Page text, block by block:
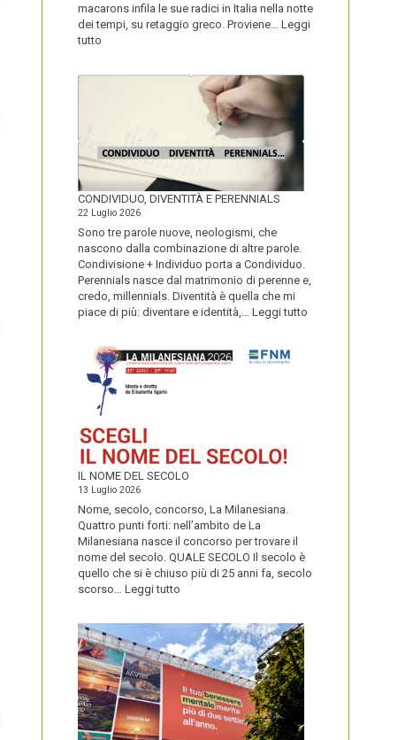
macarons infila le sue radici in Italia nella notte
dei tempi, su retaggio greco. Proviene… Leggi
tutto
CONDIVIDUO, DIVENTITÀ E PERENNIALS
22 Luglio 2026
Sono tre parole nuove, neologismi, che
nascono dalla combinazione di altre parole.
Condivisione + Individuo porta a Condividuo.
Perennials nasce dal matrimonio di perenne e,
credo, millennials. Diventità è quella che mi
piace di più: diventare e identità,… Leggi tutto
IL NOME DEL SECOLO
13 Luglio 2026
Nome, secolo, concorso, La Milanesiana.
Quattro punti forti: nell’ambito de La
Milanesiana nasce il concorso per trovare il
nome del secolo. QUALE SECOLO Il secolo è
quello che si è chiuso più di 25 anni fa, secolo
scorso… Leggi tutto
NOME
DEL
SECOLO